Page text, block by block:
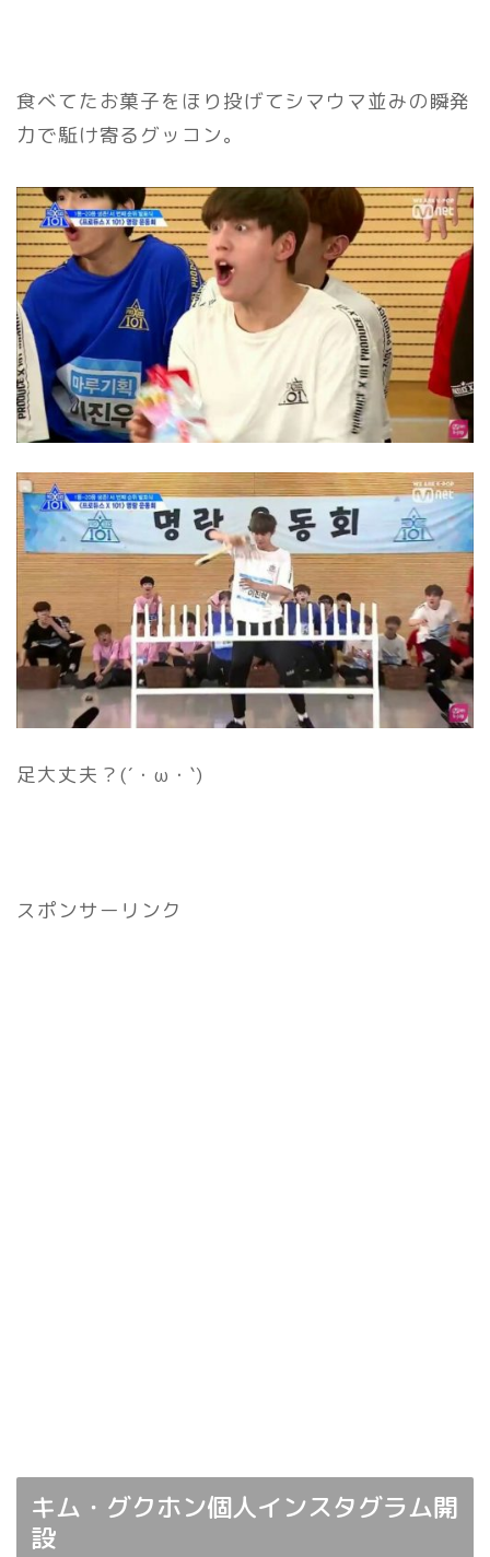
食べてたお菓子をほり投げてシマウマ並みの瞬発
力で駈け寄るグッコン。
足大丈夫？(´・ω・`)
スポンサーリンク
キム・グクホン個人インスタグラム開
設